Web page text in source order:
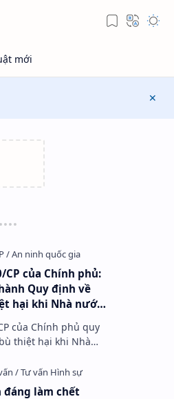
của Chính phủ:
Quy định về
hại khi Nhà nước
dụng vào mục
an ninh, lợi ích
công cộng
của Chính phủ quy
thiệt hại khi Nhà
an ninh, lợi …
đáng làm chết